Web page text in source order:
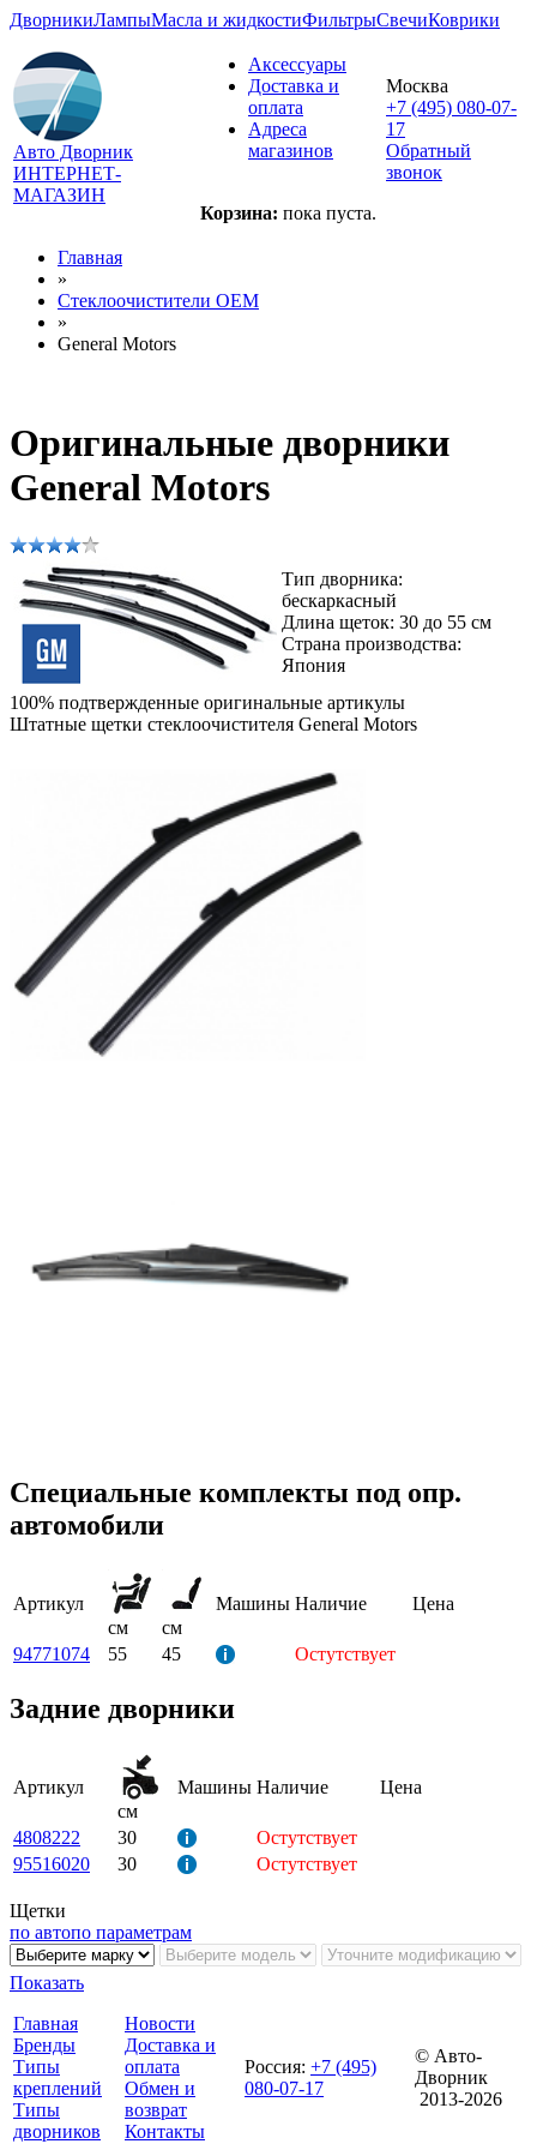
ДворникиЛампыМасла и жидкостиФильтрыСвечиКоврики
Авто Дворник
ИНТЕРНЕТ-
МАГАЗИН
Аксессуары
Доставка и
оплата
Адреса
магазинов
Корзина: пока пуста.
Москва
+7 (495) 080-07-
17
Обратный
звонок
Главная
»
Стеклоочистители OEM
»
General Motors
Оригинальные дворники
General Motors
Тип дворника:
бескаркасный
Длина щеток: 30 до 55 см
Страна производства:
Япония
100% подтвержденные оригинальные артикулы
Штатные щетки стеклоочистителя General Motors
Специальные комплекты под опр.
автомобили
Артикул
см
см
Машины Наличие Цена
94771074 55 45 Остутствует
Задние дворники
Артикул
см
Машины Наличие Цена
4808222 30
Остутствует
95516020
30 Остутствует
Щетки
по автопо параметрам
Показать
Главная
Бренды
Типы
креплений
Типы
дворников
Новости
Доставка и
оплата
Обмен и
возврат
Контакты
Россия: +7 (495)
080-07-17
© Авто-
Дворник
2013-2026